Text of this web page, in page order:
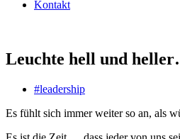
Kontakt
Leuchte hell und
#leadership
Es fühlt sich immer weiter so an, als